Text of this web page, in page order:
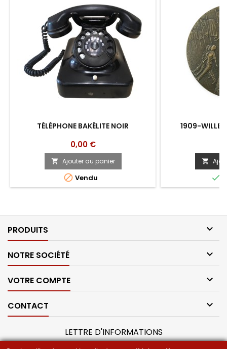
TÉLÉPHONE BAKÉLITE NOIR
Prix
0,00 €
 Ajouter au panier
 Vendu
1909-


PRODUITS 
NOTRE SOCIÉTÉ 
VOTRE COMPTE 
CONTACT 
LETTRE D'INFORMATIONS